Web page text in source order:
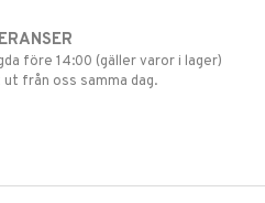
före 14:00 (gäller varor i lager)
från oss samma dag.